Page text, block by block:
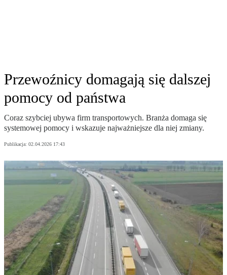
Przewoźnicy domagają się dalszej
pomocy od państwa
Coraz szybciej ubywa firm transportowych. Branża domaga się
systemowej pomocy i wskazuje najważniejsze dla niej zmiany.
Publikacja: 02.04.2026 17:43